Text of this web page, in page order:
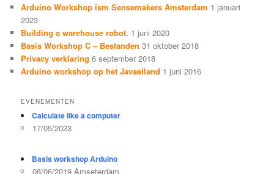
Arduino Workshop ism Sensemakers Amsterdam 1 januari
2023
Building a warehouse robot. 1 juni 2020
Basis Workshop C – Bestanden 31 oktober 2018
Privacy verklaring 6 september 2018
Arduino workshop op het Javaeiland 1 juni 2016
EVENEMENTEN
Calculate like a computer
17/05/2023
Basis workshop Arduino
08/06/2019 Amseterdam